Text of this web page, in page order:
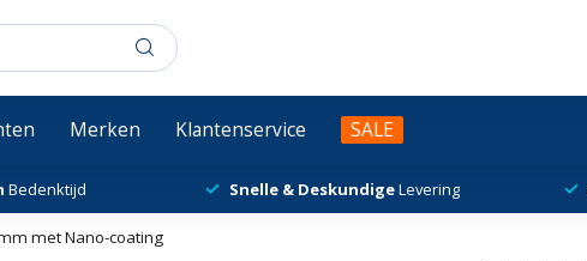
Merken Klantenservice SALE
Bedenktijd Snelle & DeskundigeLevering
met Nano-coating